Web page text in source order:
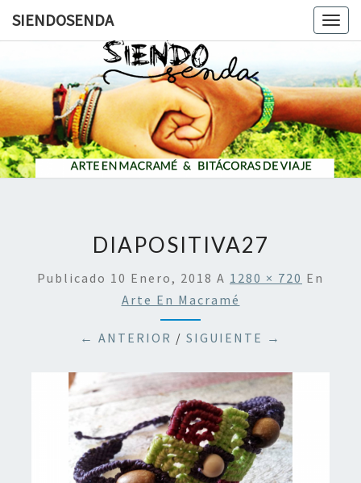
SIENDOSENDA
DIAPOSITIVA27
Publicado 10 Enero, 2018 A 1280 × 720 En
Arte En Macramé
← ANTERIOR / SIGUIENTE →